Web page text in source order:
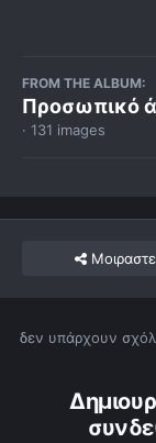
FROM THE ALBUM:
Προσωπικό
· 131 images
δεν υπάρχουν